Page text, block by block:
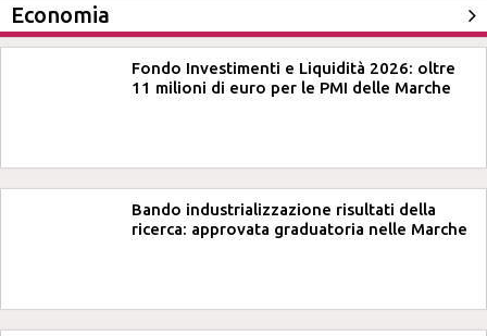
Economia
Fondo Investimenti e Liquidità 2026: oltre
11 milioni di euro per le PMI delle Marche
Bando industrializzazione risultati della
ricerca: approvata graduatoria nelle Marche